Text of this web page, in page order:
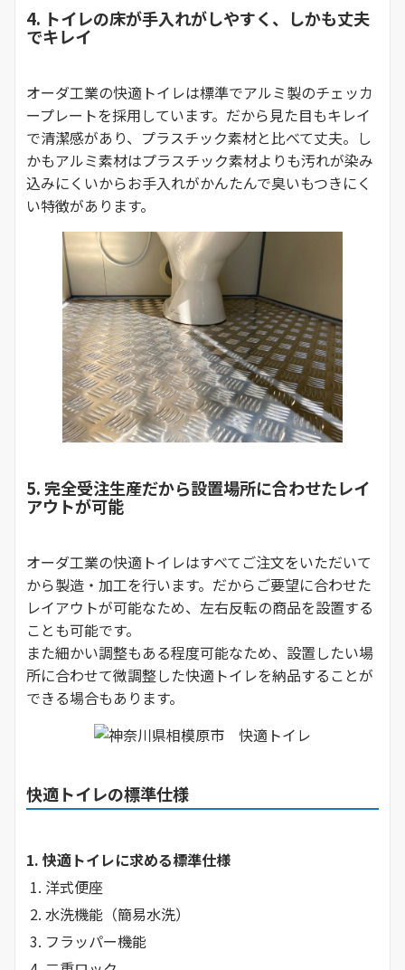
4. トイレの床が手入れがしやすく、しかも丈夫
でキレイ
オーダ工業の快適トイレは標準でアルミ製のチェッカ
ープレートを採用しています。だから見た目もキレイ
で清潔感があり、プラスチック素材と比べて丈夫。し
かもアルミ素材はプラスチック素材よりも汚れが染み
込みにくいからお手入れがかんたんで臭いもつきにく
い特徴があります。
5. 完全受注生産だから設置場所に合わせたレイ
アウトが可能
オーダ工業の快適トイレはすべてご注文をいただいて
から製造・加工を行います。だからご要望に合わせた
レイアウトが可能なため、左右反転の商品を設置する
ことも可能です。
また細かい調整もある程度可能なため、設置したい場
所に合わせて微調整した快適トイレを納品することが
できる場合もあります。
快適トイレの標準仕様
1. 快適トイレに求める標準仕様
1. 洋式便座
2. 水洗機能（簡易水洗）
3. フラッパー機能